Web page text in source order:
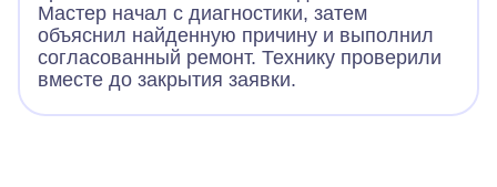
Мастер начал с диагностики, затем
объяснил найденную причину и выполнил
согласованный ремонт. Технику проверили
вместе до закрытия заявки.